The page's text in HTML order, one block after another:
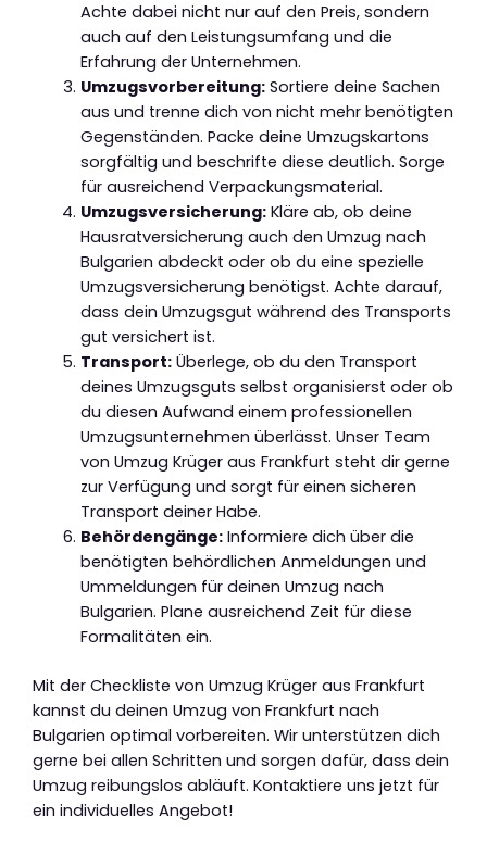
Achte dabei nicht nur auf den Preis, sondern
auch auf den Leistungsumfang und die
Erfahrung der Unternehmen.
Umzugsvorbereitung:Sortiere deine Sachen
aus und trenne dich von nicht mehr benötigten
Gegenständen. Packe deine Umzugskartons
sorgfältig und beschrifte diese deutlich. Sorge
für ausreichend Verpackungsmaterial.
Umzugsversicherung:Kläre ab, ob deine
Hausratversicherung auch den Umzug nach
Bulgarien abdeckt oder ob du eine spezielle
Umzugsversicherung benötigst. Achte darauf,
dass dein Umzugsgut während des Transports
gut versichert ist.
Transport:Überlege, ob du den Transport
deines Umzugsguts selbst organisierst oder ob
du diesen Aufwand einem professionellen
Umzugsunternehmen überlässt. Unser Team
von Umzug Krüger aus Frankfurt steht dir gerne
zur Verfügung und sorgt für einen sicheren
Transport deiner Habe.
Behördengänge:Informiere dich über die
benötigten behördlichen Anmeldungen und
Ummeldungen für deinen Umzug nach
Bulgarien. Plane ausreichend Zeit für diese
Formalitäten ein.
Mit der Checkliste von Umzug Krüger aus Frankfurt
kannst du deinen Umzug von Frankfurt nach
Bulgarien optimal vorbereiten. Wir unterstützen dich
gerne bei allen Schritten und sorgen dafür, dass dein
Umzug reibungslos abläuft. Kontaktiere uns jetzt für
ein individuelles Angebot!